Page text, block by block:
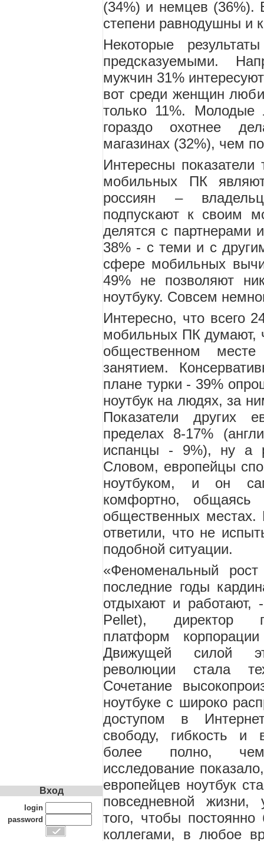
(34%) и немцев (36%).
степени равнодушны и
Некоторые
предсказуемыми.
мужчин 31%
вот среди женщин
только 11%. Молодые
гораздо охотнее
магазинах (32%), чем
Интересны показатели
мобильных ПК
россиян –
подпускают к своим
делятся с партнерами
38% - с теми и с
сфере мобильных
49% не позволяют
ноутбуку. Совсем
Интересно, что всего
мобильных ПК думают,
общественном месте
занятием.
плане турки - 39%
ноутбук на людях, за
Показатели других
пределах 8-17%
испанцы - 9%), ну а
Словом, европейцы
ноутбуком, и он
комфортно,
общественных
ответили, что не
подобной ситуации.
«Феноменальный рост
последние годы
отдыхают и
Pellet), директор
платформ
Движущей силой
революции стала
Сочетание
ноутбуке с широко
доступом в
свободу, гибкость и
более полно,
исследование
европейцев ноутбук
повседневной
того, чтобы
коллегами, в любое
Вход
login
password